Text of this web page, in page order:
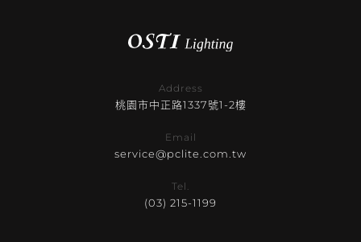
Address
桃園市中正路1337號1-2樓
Email
service@pclite.com.tw
Tel.
(03) 215-1199